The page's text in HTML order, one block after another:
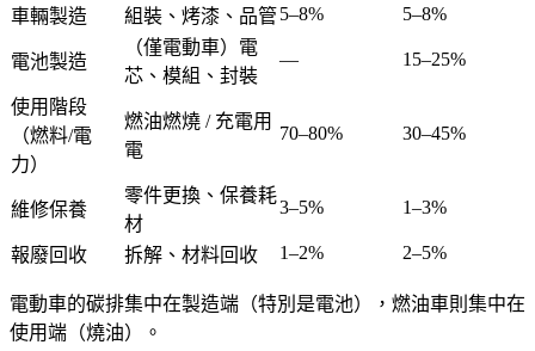
車輛製造 組裝、烤漆、品管 5–8% 5–8%
電池製造
（僅電動車）電
芯、模組、封裝
— 15–25%
使用階段
（燃料/電
力）
燃油燃燒 / 充電用
電
70–80% 30–45%
維修保養
零件更換、保養耗
材
3–5% 1–3%
報廢回收 拆解、材料回收 1–2% 2–5%
電動車的碳排集中在製造端（特別是電池），燃油車則集中在
使用端（燒油）。